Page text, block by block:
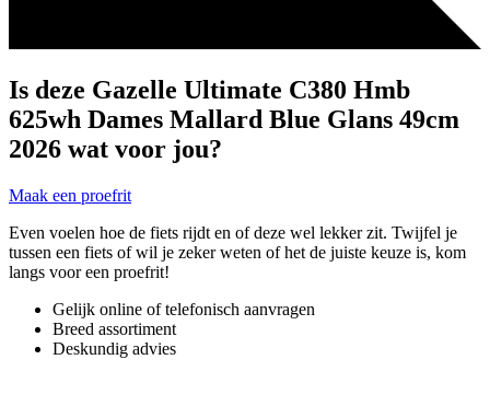
Is deze Gazelle Ultimate C380 Hmb
625wh Dames Mallard Blue Glans 49cm
2026 wat voor jou?
Maak een proefrit
Even voelen hoe de fiets rijdt en of deze wel lekker zit. Twijfel je
tussen een fiets of wil je zeker weten of het de juiste keuze is, kom
langs voor een proefrit!
Gelijk online of telefonisch aanvragen
Breed assortiment
Deskundig advies